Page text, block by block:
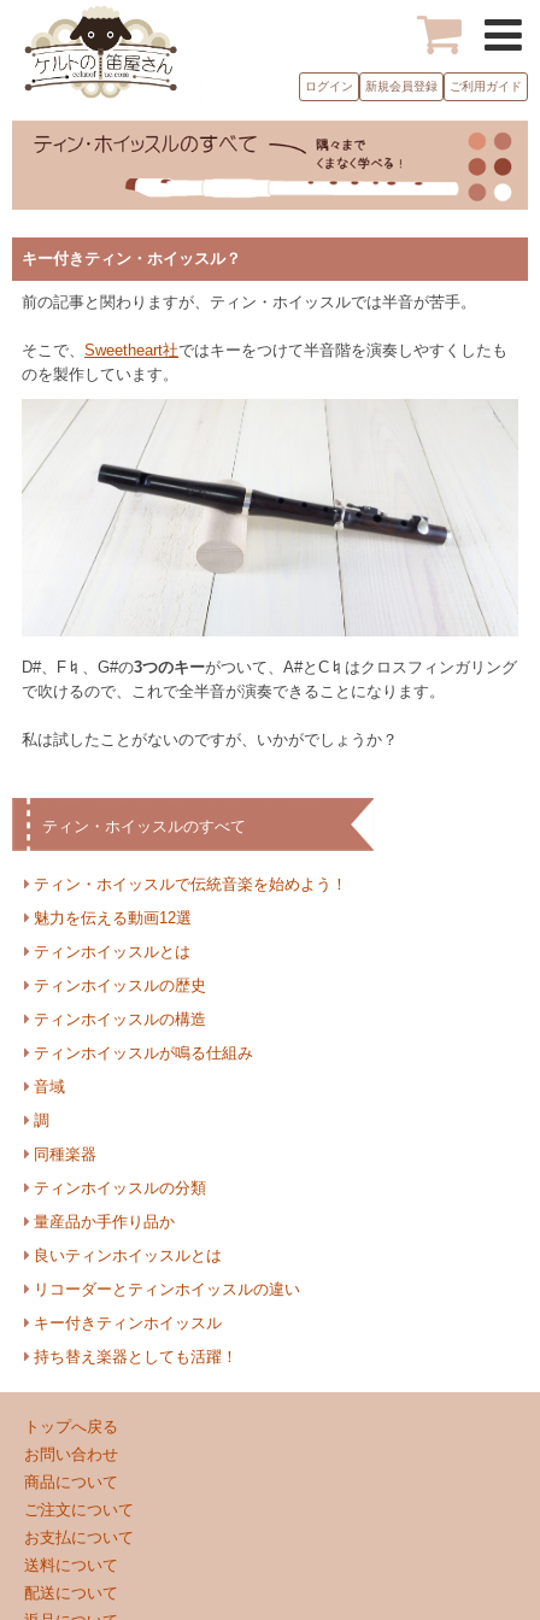
ログイン 新規会員登録 ご利用ガイド
キー付きティン・ホイッスル？
前の記事と関わりますが、ティン・ホイッスルでは半音が苦手。
そこで、 Sweetheart社ではキーをつけて半音階を演奏しやすくしたも
のを製作しています。
D#、F♮、G#の3つのキーがついて、A#とC♮はクロスフィンガリング
で吹けるので、これで全半音が演奏できることになります。
私は試したことがないのですが、いかがでしょうか？
ティン・ホイッスルのすべて
ティン・ホイッスルで伝統音楽を始めよう！
魅力を伝える動画12選
ティンホイッスルとは
ティンホイッスルの歴史
ティンホイッスルの構造
ティンホイッスルが鳴る仕組み
音域
調
同種楽器
ティンホイッスルの分類
量産品か手作り品か
良いティンホイッスルとは
リコーダーとティンホイッスルの違い
キー付きティンホイッスル
持ち替え楽器としても活躍！
トップへ戻る
お問い合わせ
商品について
ご注文について
お支払について
送料について
配送について